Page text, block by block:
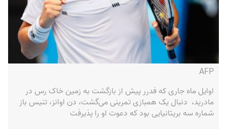
AFP
اوایل ماه جاری که فدرر پیش از بازگشت به زمین خاک رس در
مادرید، دنبال یک همبازی تمرینی می‌گشت، دن اوانز، تنیس باز
شماره سه بریتانیایی بود که دعوت او را پذیرفت